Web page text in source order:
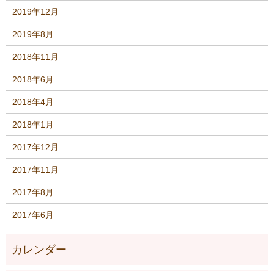
2019年12月
2019年8月
2018年11月
2018年6月
2018年4月
2018年1月
2017年12月
2017年11月
2017年8月
2017年6月